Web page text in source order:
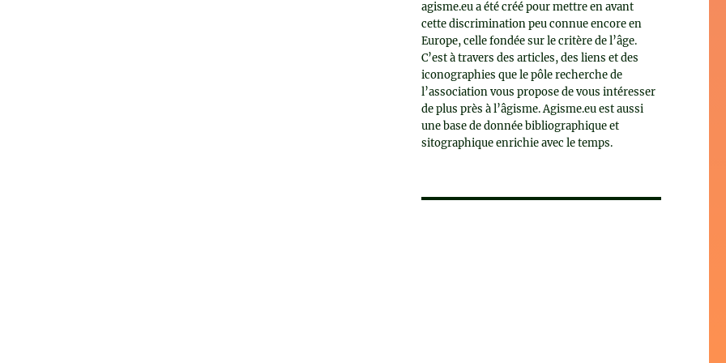
agisme.eu a été créé pour mettre en avant
cette discrimination peu connue encore en
Europe, celle fondée sur le critère de l’âge.
C’est à travers des articles, des liens et des
iconographies que le pôle recherche de
l’association vous propose de vous intéresser
de plus près à l’âgisme. Agisme.eu est aussi
une base de donnée bibliographique et
sitographique enrichie avec le temps.